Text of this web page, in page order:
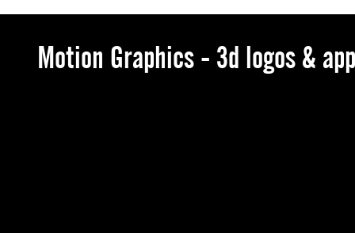
Motion Graphics - 3d logos &